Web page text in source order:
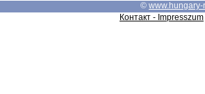
© www.hungary-
Контакт - Impresszum